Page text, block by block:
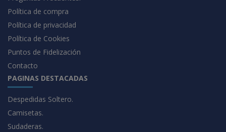
Política de compra
Política de privacidad
Política de Cookies
Puntos de Fidelización
Contacto
PAGINAS DESTACADAS
Despedidas Soltero.
Camisetas.
Sudaderas.